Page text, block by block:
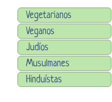
Vegetarianos
Veganos
Judíos
Musulmanes
Hinduístas